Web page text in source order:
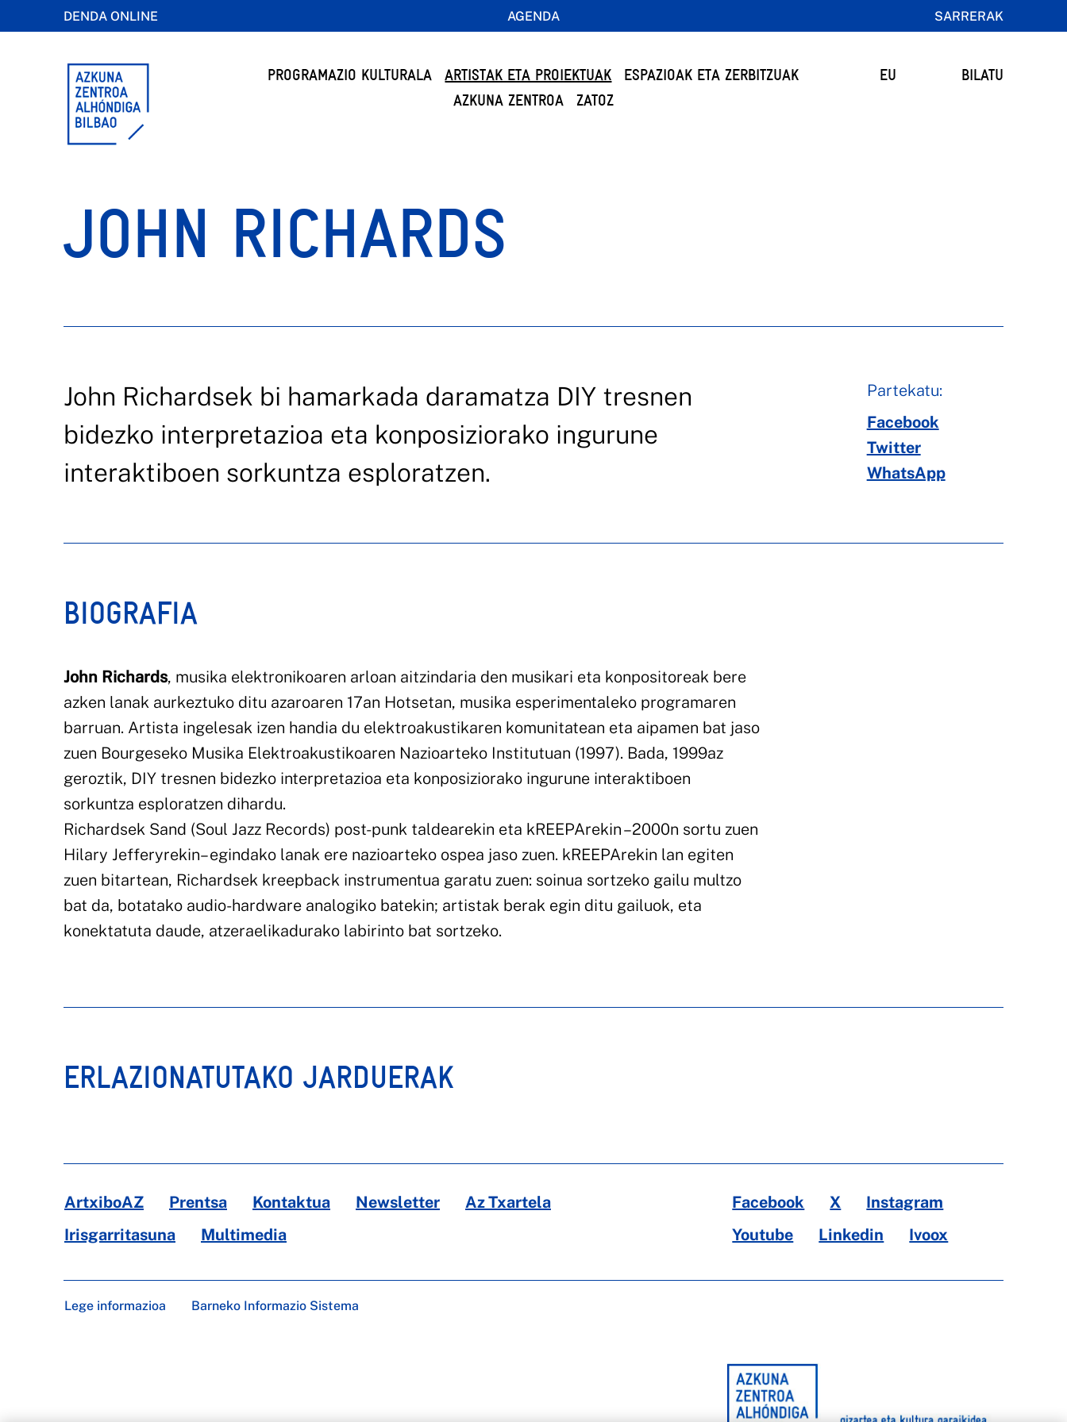
DENDA ONLINE AGENDA SARRERAK
PROGRAMAZIO KULTURALA ARTISTAK ETA PROIEKTUAK
ESPAZIOAK ETA ZERBITZUAK
AZKUNA ZENTROA
ZATOZ
EU BILATU
JOHN RICHARDS
John Richardsek bi hamarkada daramatza DIY tresnen
bidezko interpretazioa eta konposiziorako ingurune
interaktiboen sorkuntza esploratzen.
Partekatu:
Facebook
Twitter
WhatsApp
BIOGRAFIA
John Richards, musika elektronikoaren arloan aitzindaria den musikari eta konpositoreak bere
azken lanak aurkeztuko ditu azaroaren 17an Hotsetan, musika esperimentaleko programaren
barruan. Artista ingelesak izen handia du elektroakustikaren komunitatean eta aipamen bat jaso
zuen Bourgeseko Musika Elektroakustikoaren Nazioarteko Institutuan (1997). Bada, 1999az
geroztik, DIY tresnen bidezko interpretazioa eta konposiziorako ingurune interaktiboen
sorkuntza esploratzen dihardu.
Richardsek Sand (Soul Jazz Records) post-punk taldearekin eta kREEPArekin –2000n sortu zuen
Hilary Jefferyrekin– egindako lanak ere nazioarteko ospea jaso zuen. kREEPArekin lan egiten
zuen bitartean, Richardsek kreepback instrumentua garatu zuen: soinua sortzeko gailu multzo
bat da, botatako audio-hardware analogiko batekin; artistak berak egin ditu gailuok, eta
konektatuta daude, atzeraelikadurako labirinto bat sortzeko.
ERLAZIONATUTAKO JARDUERAK
ArtxiboAZ Prentsa Kontaktua Newsletter
Az Txartela
Irisgarritasuna
Multimedia
Facebook X
Instagram
Youtube
Linkedin Ivoox
Lege informazioa Barneko Informazio Sistema